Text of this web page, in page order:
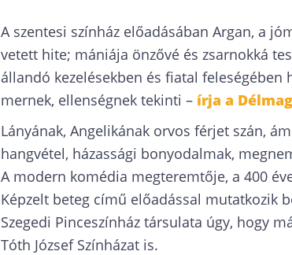
A szentesi színház előadásában Argan, a
vetett hite; mániája önzővé és zsarnokká
állandó kezelésekben és fiatal feleségében
mernek, ellenségnek tekinti – írja a
Lányának, Angelikának orvos férjet szán,
hangvétel, házassági bonyodalmak,
A modern komédia megteremtője, a 400
Képzelt beteg című előadással mutatkozik
Szegedi Pinceszínház társulata úgy, hogy
Tóth József Színházat is.